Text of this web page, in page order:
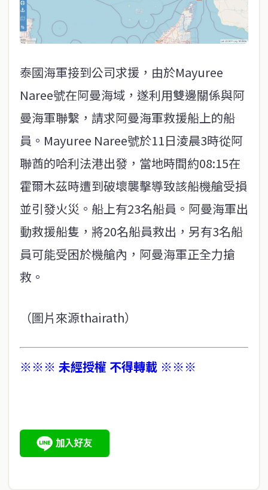
泰國海軍接到公司求援，由於Mayuree
Naree號在阿曼海域，遂利用雙邊關係與阿
曼海軍聯繫，請求阿曼海軍救援船上的船
員。Mayuree Naree號於11日淩晨3時從阿
聯酋的哈利法港出發，當地時間約08:15在
霍爾木茲時遭到破壞襲擊導致該船機艙受損
並引發火災。船上有23名船員。阿曼海軍出
動救援船隻，將20名船員救出，另有3名船
員可能受困於機艙內，阿曼海軍正全力搶
救。
（圖片來源thairath）
※※※ 未經授權 不得轉載 ※※※